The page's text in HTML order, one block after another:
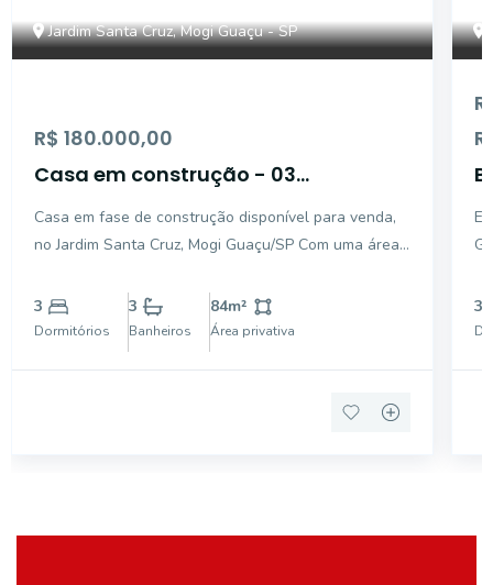
Jardim Santa Cruz, Mogi Guaçu - SP
R$ 180.000,00
Casa em construção - 03
Mogi Guaçu/SP
Casa em fase de construção disponível para venda,
no Jardim Santa Cruz, Mogi Guaçu/SP Com uma área
propriedade tem projeto previsto para possuir 3
dormitórios, sendo 1 suíte, cozinha, salas de jantar e
3
Dormitórios
3
Banheiros
84m²
Área privativa
3